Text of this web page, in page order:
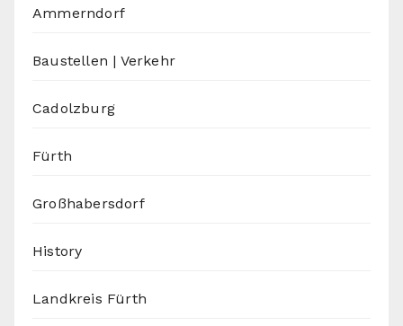
Ammerndorf
Baustellen | Verkehr
Cadolzburg
Fürth
Großhabersdorf
History
Landkreis Fürth